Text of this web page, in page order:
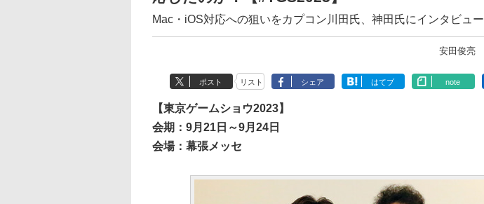
Mac・iOS対応への狙いをカプコン川田氏、神田氏にインタビュー
安田俊亮
ポスト リスト シェア はてブ note
【東京ゲームショウ2023】
会期：9月21日～9月24日
会場：幕張メッセ